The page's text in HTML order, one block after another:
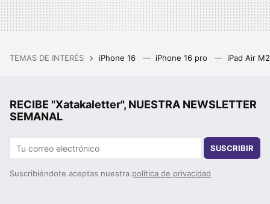
TEMAS DE INTERÉS iPhone 16 iPhone 16 pro iPad Air
RECIBE "Xatakaletter", NUESTRA NEWSLETTER
SEMANAL
SUSCRIBIR
Suscribiéndote aceptas nuestra política de privacidad